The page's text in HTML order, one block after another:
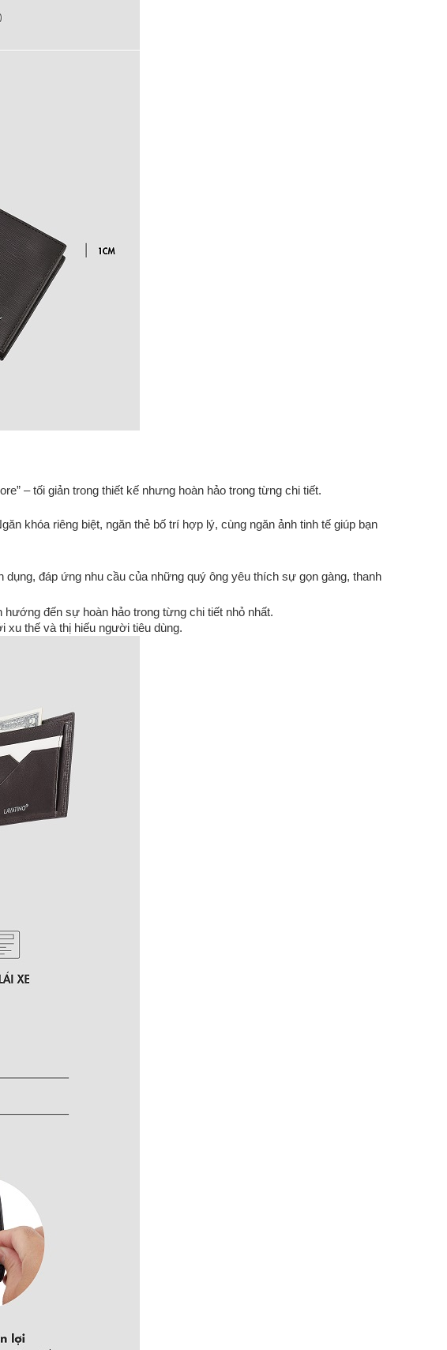
– tối giản trong thiết kế nhưng hoàn hảo trong từng chi tiết.
khóa riêng biệt, ngăn thẻ bố trí hợp lý, cùng ngăn ảnh tinh tế giúp bạn
đáp ứng nhu cầu của những quý ông yêu thích sự gọn gàng, thanh
đến sự hoàn hảo trong từng chi tiết nhỏ nhất.
xu thế và thị hiếu người tiêu dùng.